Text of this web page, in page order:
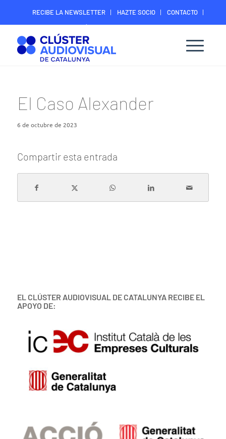
RECIBE LA NEWSLETTER HAZTE SOCIO
CONTACTO
ÁREA DIGITAL SOCIOS
El Caso Alexander
6 de octubre de 2023
Compartir esta entrada
EL CLÚSTER AUDIOVISUAL DE CATALUNYA RECIBE EL
APOYO DE: